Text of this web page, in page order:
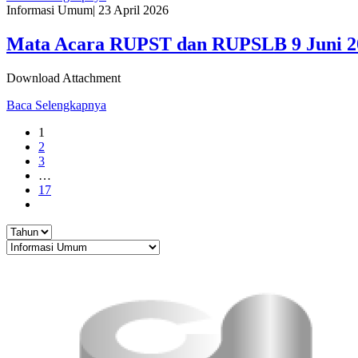
Informasi Umum| 23 April 2026
Mata Acara RUPST dan RUPSLB 9 Juni
Download Attachment
Baca Selengkapnya
1
2
3
…
17